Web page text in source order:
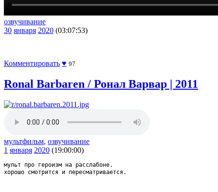
озвучивание
30 января 2020 (03:07:53)
Комментировать ♥ 97
Ronal Barbaren / Ронал Варвар | 2011
мультфильм, озвучивание
1 января 2020 (19:00:00)
мульт про героизм на расслабоне.
хорошо смотрится и пересматривается.